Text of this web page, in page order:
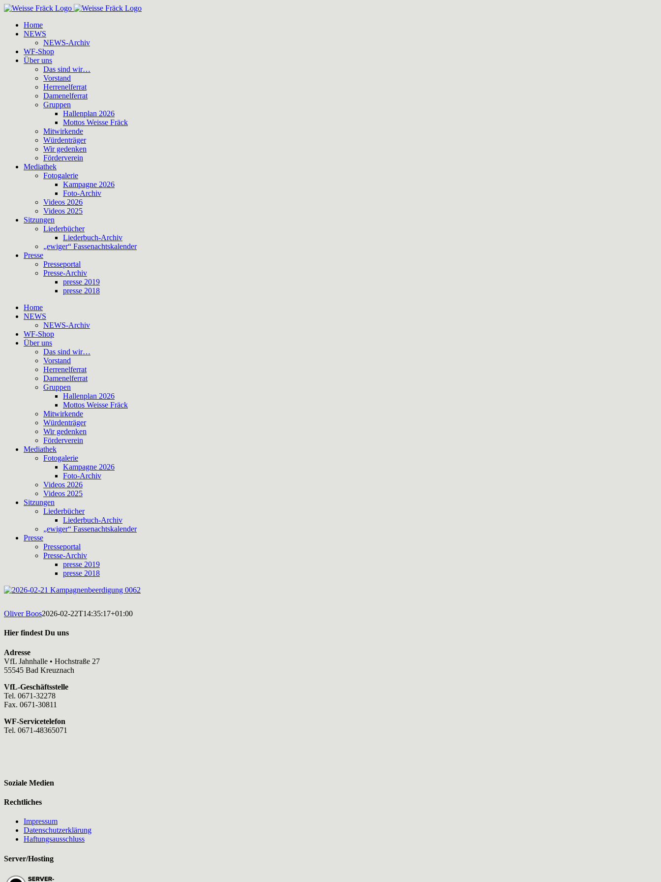
Zum
springenHome
NEWS
NEWS-Archiv
WF-Shop
Über uns
Das sind wir…
Vorstand
Herrenelferrat
Damenelferrat
Gruppen
Hallenplan 2026
Mottos Weisse Fräck
Mitwirkende
Würdenträger
Wir gedenken
Förderverein
Mediathek
Fotogalerie
Kampagne 2026
Foto-Archiv
Videos 2026
Videos 2025
Sitzungen
Liederbücher
Liederbuch-Archiv
„ewiger“ Fassenachtskalender
Presse
Presseportal
Presse-Archiv
presse 2019
presse 2018
Home
NEWS
NEWS-Archiv
WF-Shop
Über uns
Das sind wir…
Vorstand
Herrenelferrat
Damenelferrat
Gruppen
Hallenplan 2026
Mottos Weisse Fräck
Mitwirkende
Würdenträger
Wir gedenken
Förderverein
Mediathek
Fotogalerie
Kampagne 2026
Foto-Archiv
Videos 2026
Videos 2025
Sitzungen
Liederbücher
Liederbuch-Archiv
„ewiger“ Fassenachtskalender
Presse
Presseportal
Presse-Archiv
presse 2019
presse 2018
Oliver Boos2026-02-22T14:35:17+01:00
Hier findest Du uns
Adresse
VfL Jahnhalle • Hochstraße 27
55545 Bad Kreuznach
VfL-Geschäftsstelle
Tel. 0671-32278
Fax. 0671-30811
WF-Servicetelefon
Tel. 0671-48365071
Soziale Medien
Rechtliches
Impressum
Datenschutzerklärung
Haftungsausschluss
Server/Hosting